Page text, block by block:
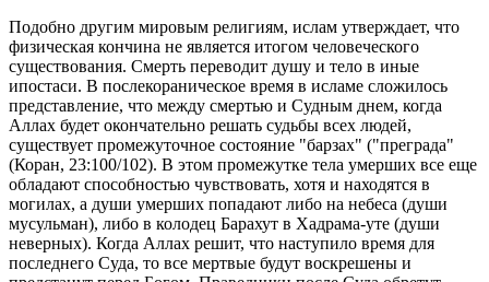
Подобно другим мировым религиям, ислам утверждает, что
физическая кончина не является итогом человеческого
существования. Смерть переводит душу и тело в иные
ипостаси. В послекораническое время в исламе сложилось
представление, что между смертью и Судным днем, когда
Аллах будет окончательно решать судьбы всех людей,
существует промежуточное состояние "барзах" ("преграда"
(Коран, 23:100/102). В этом промежутке тела умерших все еще
обладают способностью чувствовать, хотя и находятся в
могилах, а души умерших попадают либо на небеса (души
мусульман), либо в колодец Барахут в Хадрама-уте (души
неверных). Когда Аллах решит, что наступило время для
последнего Суда, то все мертвые будут воскрешены и